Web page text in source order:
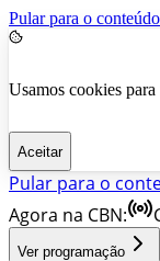
Pular para o conteúdo
Usamos cookies
Aceitar
Pular para o
Agora na CBN:
Ver programação